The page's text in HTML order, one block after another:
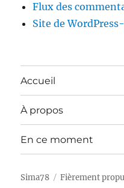
Flux des
Site de
Accueil
À propos
En ce moment
Sima78 Fièrement